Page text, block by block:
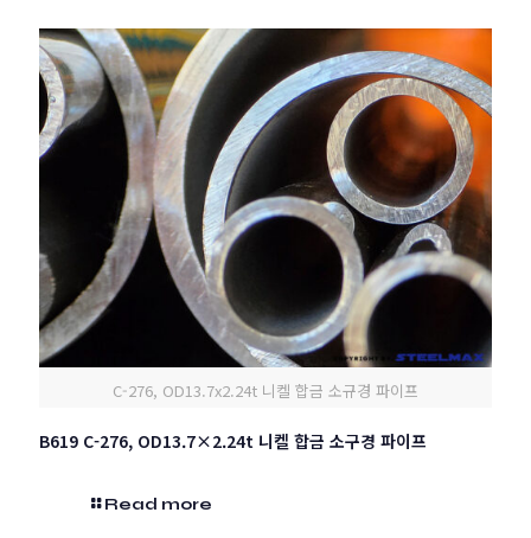
C-276, OD13.7x2.24t 니켈 합금 소규경 파이프
B619 C-276, OD13.7×2.24t 니켈 합금 소구경 파이프
Read more